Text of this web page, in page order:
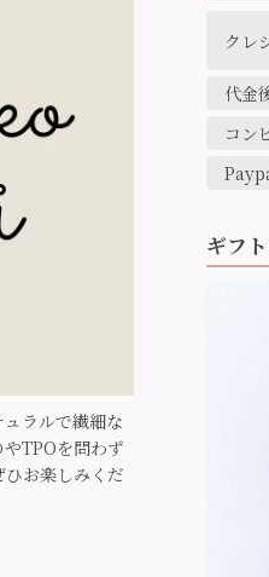
ラルで繊細な
TPOを問わず
お楽しみくだ
クレ
代金
コン
ギフ